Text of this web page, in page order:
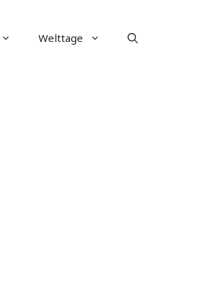
Welttage